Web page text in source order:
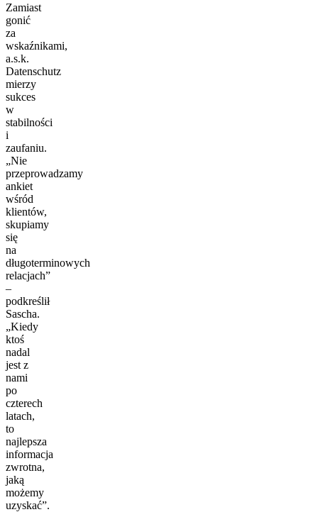
Zamiast
gonić
za
wskaźnikami,
a.s.k.
Datenschutz
mierzy
sukces
w
stabilności
i
zaufaniu.
„Nie
przeprowadzamy
ankiet
wśród
klientów,
skupiamy
się
na
długoterminowych
relacjach”
–
podkreślił
Sascha.
„Kiedy
ktoś
nadal
jest z
nami
po
czterech
latach,
to
najlepsza
informacja
zwrotna,
jaką
możemy
uzyskać”.